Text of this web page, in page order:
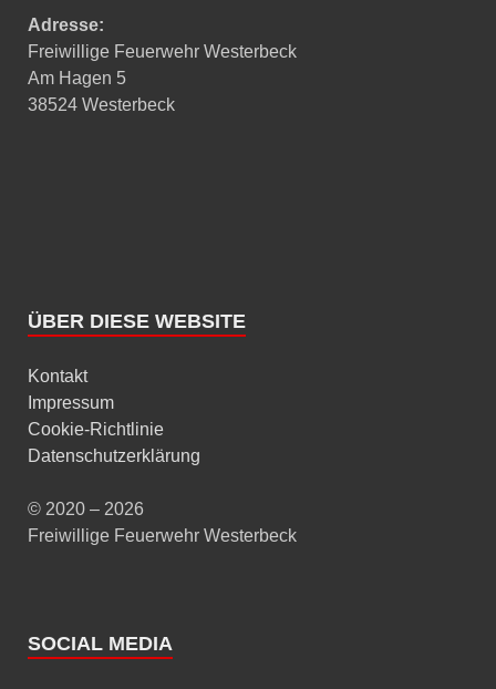
Adresse:
Freiwillige Feuerwehr Westerbeck
Am Hagen 5
38524 Westerbeck
ÜBER DIESE WEBSITE
Kontakt
Impressum
Cookie-Richtlinie
Datenschutzerklärung
© 2020 – 2026
Freiwillige Feuerwehr Westerbeck
SOCIAL MEDIA